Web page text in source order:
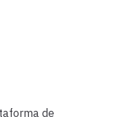
de